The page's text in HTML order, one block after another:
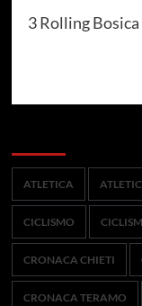
3 Rolling Bosica
ATLETICA
CICLISMO
CRONACA CHIETI
CRONACA TERAMO